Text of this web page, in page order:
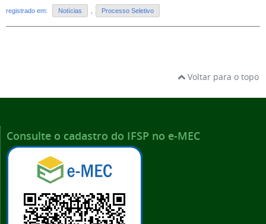
registrado em: Notícias Processo Seletivo
Voltar para o topo
Consulte o cadastro do IFSP no e-MEC